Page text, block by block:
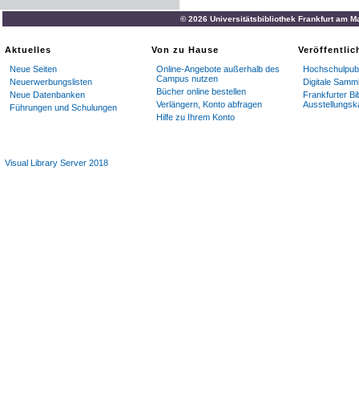
© 2026 Universitätsbibliothek Frankfurt am
Aktuelles
Neue Seiten
Neuerwerbungslisten
Neue Datenbanken
Führungen und Schulungen
Von zu Hause
Online-Angebote außerhalb des
Campus nutzen
Bücher online bestellen
Verlängern, Konto abfragen
Hilfe zu Ihrem Konto
Digitale
Frankfurter
Visual Library Server 2018